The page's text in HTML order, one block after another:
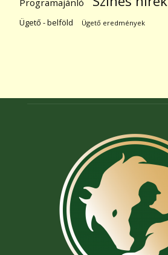
Programajánló
Ügető - belföld Ügető eredmények